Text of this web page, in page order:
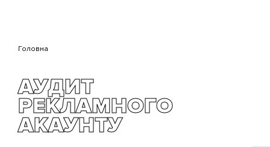
Головна
АУДИТ
РЕКЛАМНОГО
АКАУНТУ